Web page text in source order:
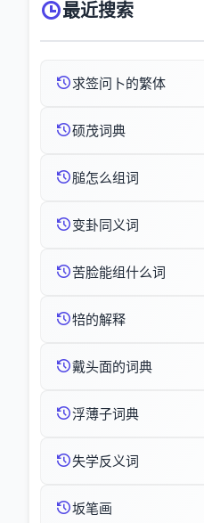
最近搜索
求签问卜的繁体
硕茂词典
膇怎么组词
变卦同义词
苦脸能组什么词
犃的解释
戴头面的词典
浮薄子词典
失学反义词
坂笔画